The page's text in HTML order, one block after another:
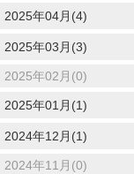
2025年04月(4)
2025年03月(3)
2025年02月(0)
2025年01月(1)
2024年12月(1)
2024年11月(0)